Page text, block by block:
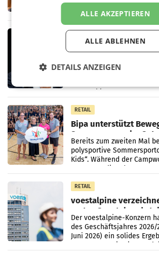
Ermittlungen rund um das
Sektionschefs im
Pilnacek, auf sensible
Stiftungsrat Lederer
Mehrere Themen
vorgeschlagenen
RETAIL
Bipa unterstützt
Sommercamps im
Bereits zum zweiten Mal
polysportive
Kids“. Während der
Monaten Juli und August
RETAIL
voestalpine
erstes Quartal und
Der voestalpine-Konzern
des Geschäftsjahres 2026/
Juni 2026) ein solides
Der Umsatz stieg im
ALLE AKZEPTIEREN
ALLE ABLEHNEN
DETAILS ANZEIGEN